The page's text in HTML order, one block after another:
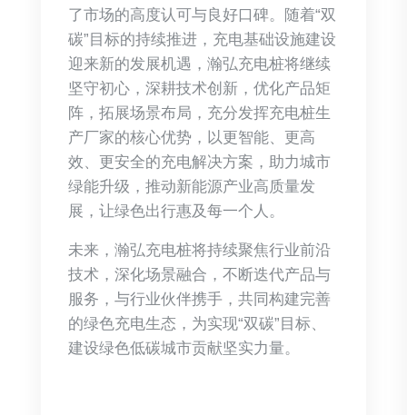
了市场的高度认可与良好口碑。随着“双
碳”目标的持续推进，充电基础设施建设
迎来新的发展机遇，瀚弘充电桩将继续
坚守初心，深耕技术创新，优化产品矩
阵，拓展场景布局，充分发挥充电桩生
产厂家的核心优势，以更智能、更高
效、更安全的充电解决方案，助力城市
绿能升级，推动新能源产业高质量发
展，让绿色出行惠及每一个人。
未来，瀚弘充电桩将持续聚焦行业前沿
技术，深化场景融合，不断迭代产品与
服务，与行业伙伴携手，共同构建完善
的绿色充电生态，为实现“双碳”目标、
建设绿色低碳城市贡献坚实力量。